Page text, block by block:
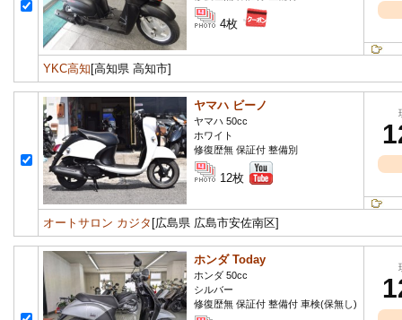
4枚
YKC高知 [高知県 高知市]
ヤマハ ビーノ
ヤマハ 50cc
ホワイト
修復歴無 保証付 整備別
12枚
オートサロン カジタ [広島県 広島市安佐南区]
ホンダ Today
ホンダ 50cc
シルバー
修復歴無 保証付 整備付 車検(保無し)